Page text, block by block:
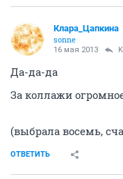
Клара_Цапкина
sonne
16 мая 2013
Да-да-да
За коллажи
(выбрала восемь,
ОТВЕТИТЬ